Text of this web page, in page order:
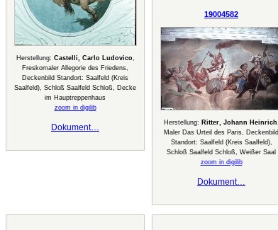
Herstellung: Castelli, Carlo Ludovico,
Freskomaler Allegorie des Friedens,
Deckenbild Standort: Saalfeld (Kreis
Saalfeld), Schloß Saalfeld Schloß, Decke
im Hauptreppenhaus
zoom in digilib
Dokument…
19004582
Herstellung: Ritter, Johann Heinrich
Maler Das Urteil des Paris, Deckenbild
Standort: Saalfeld (Kreis Saalfeld),
Schloß Saalfeld Schloß, Weißer Saal
zoom in digilib
Dokument…